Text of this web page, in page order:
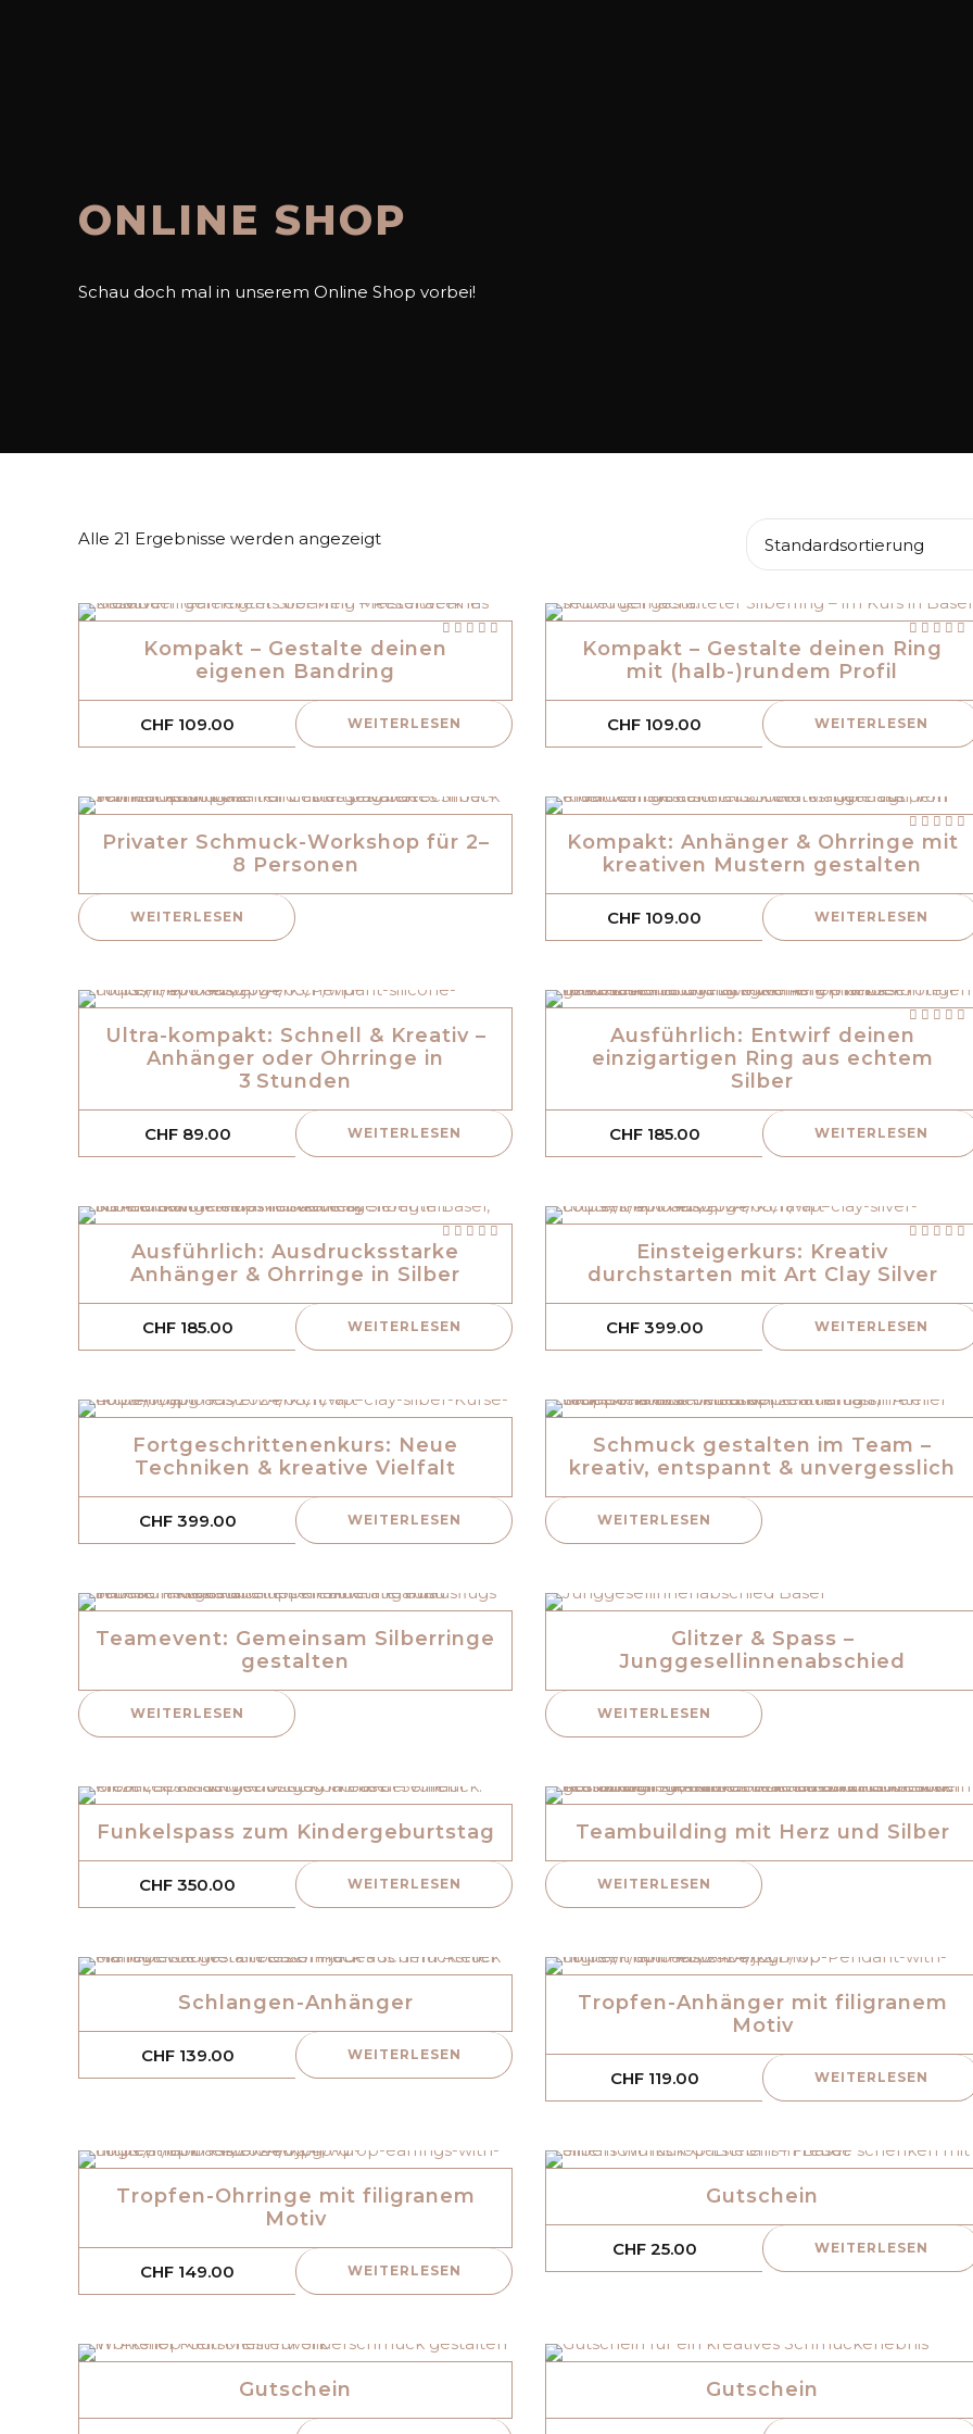
ONLINE SHOP
Schau doch mal in unserem Online Shop vorbei!
Alle 21 Ergebnisse werden angezeigt
Kompakt – Gestalte deinen
eigenen Bandring
CHF 109.00 WEITERLESEN
Kompakt – Gestalte deinen Ring
mit (halb-)rundem Profil
mit
CHF 109.00 WEITERLESEN
Privater Schmuck-Workshop für 2–
8 Personen
WEITERLESEN
Kompakt: Anhänger & Ohrringe mit
kreativen Mustern gestalten
von 5
CHF 109.00 WEITERLESEN
Ultra-kompakt: Schnell & Kreativ –
Anhänger oder Ohrringe in
3 Stunden
CHF89.00 WEITERLESEN
Ausführlich: Entwirf deinen
einzigartigen Ring aus echtem
Silber
CHF185.00 WEITERLESEN
Ausführlich: Ausdrucksstarke
Anhänger & Ohrringe in Silber
CHF185.00 WEITERLESEN
Einsteigerkurs: Kreativ
durchstarten mit Art Clay Silver
CHF399.00 WEITERLESEN
Fortgeschrittenenkurs: Neue
Techniken & kreative Vielfalt
CHF399.00 WEITERLESEN
Schmuck gestalten im Team –
kreativ, entspannt & unvergesslich
WEITERLESEN
Teamevent: Gemeinsam Silberringe
gestalten
WEITERLESEN
Glitzer & Spass –
Junggesellinnenabschied
WEITERLESEN
Funkelspass zum Kindergeburtstag
CHF 350.00 WEITERLESEN
Teambuilding mit Herz und Silber
WEITERLESEN
Schlangen-Anhänger
CHF139.00 WEITERLESEN
Tropfen-Anhänger mit filigranem
Motiv
CHF119.00 WEITERLESEN
Tropfen-Ohrringe mit filigranem
Motiv
CHF 149.00 WEITERLESEN
Gutschein
CHF25.00 WEITERLESEN
Gutschein Gutschein